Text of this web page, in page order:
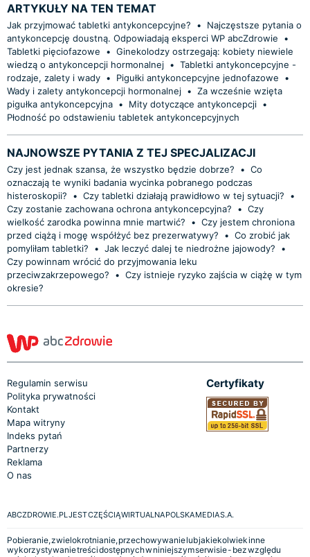
ARTYKUŁY NA TEN TEMAT
Jak przyjmować tabletki antykoncepcyjne? •
Najczęstsze pytania o
antykoncepcję doustną. Odpowiadają eksperci WP abcZdrowie
•
Tabletki pięciofazowe
• Ginekolodzy ostrzegają: kobiety niewiele
wiedzą o antykoncepcji hormonalnej • Tabletki antykoncepcyjne -
rodzaje, zalety i wady • Pigułki antykoncepcyjne jednofazowe
•
Wady i zalety antykoncepcji hormonalnej • Za wcześnie wzięta
pigułka antykoncepcyjna • Mity dotyczące antykoncepcji •
Płodność po odstawieniu tabletek antykoncepcyjnych
NAJNOWSZE PYTANIA Z TEJ SPECJALIZACJI
Czy jest jednak szansa, że wszystko będzie dobrze? • Co
oznaczają te wyniki badania wycinka pobranego podczas
histeroskopii?
• Czy tabletki działają prawidłowo w tej sytuacji?
•
Czy zostanie zachowana ochrona antykoncepcyjna?
• Czy
wielkość zarodka powinna mnie martwić?
• Czy jestem chroniona
przed ciążą i mogę współżyć bez prezerwatywy?
• Co zrobić jak
pomyliłam tabletki?
• Jak leczyć dalej te niedrożne jajowody?
•
Czy powinnam wrócić do przyjmowania leku
przeciwzakrzepowego?
• Czy istnieje ryzyko zajścia w ciążę w tym
okresie?
Regulamin serwisu
Polityka prywatności
Kontakt
Mapa witryny
Indeks pytań
Partnerzy
Reklama
O nas
Certyfikaty
ABCZDROWIE.PL JEST CZĘŚCIĄ WIRTUALNA POLSKA MEDIA S.A.
Pobieranie, zwielokrotnianie, przechowywanie lub jakiekolwiek inne
wykorzystywanie treści dostępnych w niniejszym serwisie - bez względu